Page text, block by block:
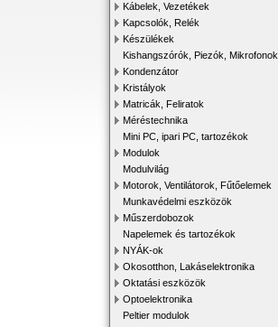
Kábelek, Vezetékek
Kapcsolók, Relék
Készülékek
Kishangszórók, Piezók, Mikrofonok
Kondenzátor
Kristályok
Matricák, Feliratok
Méréstechnika
Mini PC, ipari PC, tartozékok
Modulok
Modulvilág
Motorok, Ventilátorok, Fűtőelemek
Munkavédelmi eszközök
Műszerdobozok
Napelemek és tartozékok
NYÁK-ok
Okosotthon, Lakáselektronika
Oktatási eszközök
Optoelektronika
Peltier modulok